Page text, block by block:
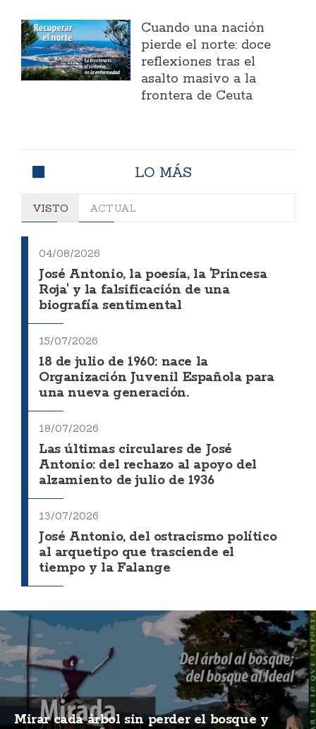
Cuando una nación
pierde el norte: doce
reflexiones tras el
asalto masivo a la
frontera de Ceuta
LO MÁS
VISTO ACTUAL
04/08/2026
José Antonio, la poesía, la 'Princesa
Roja' y la falsificación de una
biografía sentimental
15/07/2026
18 de julio de 1960: nace la
Organización Juvenil Española para
una nueva generación.
18/07/2026
Las últimas circulares de José
Antonio: del rechazo al apoyo del
alzamiento de julio de 1936
13/07/2026
José Antonio, del ostracismo político
al arquetipo que trasciende el
tiempo y la Falange
Mirar cada árbol sin perder el bosque y